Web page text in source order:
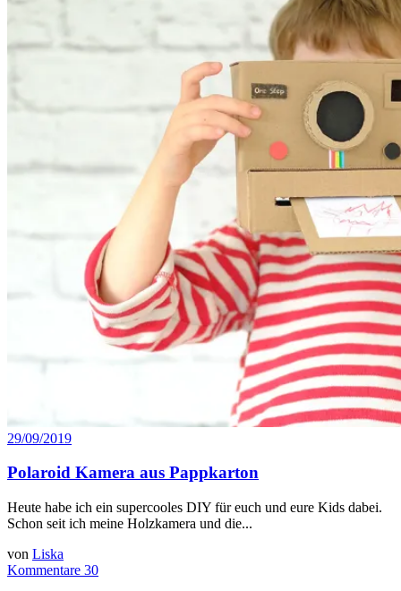
29/09/2019
Polaroid Kamera aus Pappkarton
Heute habe ich ein supercooles DIY für euch und eure Kids dabei.
Schon seit ich meine Holzkamera und die...
von Liska
Kommentare 30